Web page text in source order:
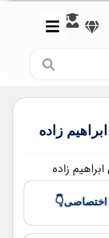
زاده
اختصاصی👇